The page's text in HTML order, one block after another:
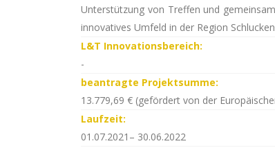
Unterstützung von Treffen und
innovatives Umfeld in der Region
L&T Innovationsbereich:
-
beantragte Projektsumme:
13.779,69 € (gefördert von der
Laufzeit:
01.07.2021– 30.06.2022